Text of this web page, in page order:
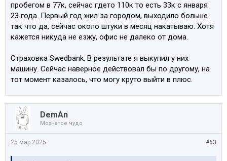
пробегом в 77к, сейчас гдето 110к то есть 33к с января
23 года. Первый год жил за городом, выходило больше.
так что да, сейчас около штуки в месяц накатываю. Хотя
кажется никуда не езжу, офис не далеко от дома.
Страховка Swedbank. В результате я выкупил у них
машину. Сейчас наверное действовал бы по другому, на
тот момент казалось, что могу круто выйти в плюс.
DemAn
Мохнатое чудо
#63
25 мар 2025